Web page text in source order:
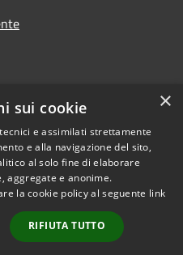
Copyright © 2026 • Comune di
Chignolo Po • Powered by
Municipium•
Accesso
redazione
×
sui cookie
e assimilati strettamente
e alla navigazione del sito,
al solo fine di elaborare
aggregate e anonime.
la cookie policy al seguente link
RIFIUTA TUTTO